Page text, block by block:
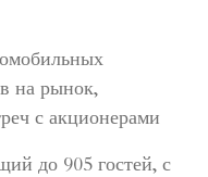
на рынок,
с акционерами
до 905 гостей, с